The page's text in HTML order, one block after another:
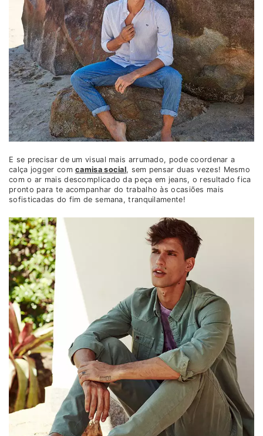
E se precisar de um visual mais arrumado, pode coordenar a
calça jogger comcamisa social, sem pensar duas vezes! Mesmo
com o ar mais descomplicado da peça em jeans, o resultado fica
pronto para te acompanhar do trabalho às ocasiões mais
sofisticadas do fim de semana, tranquilamente!